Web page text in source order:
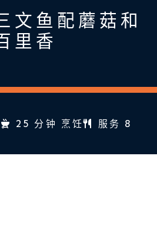
文鱼配蘑菇和
里香
25 分钟 烹饪 服务 8